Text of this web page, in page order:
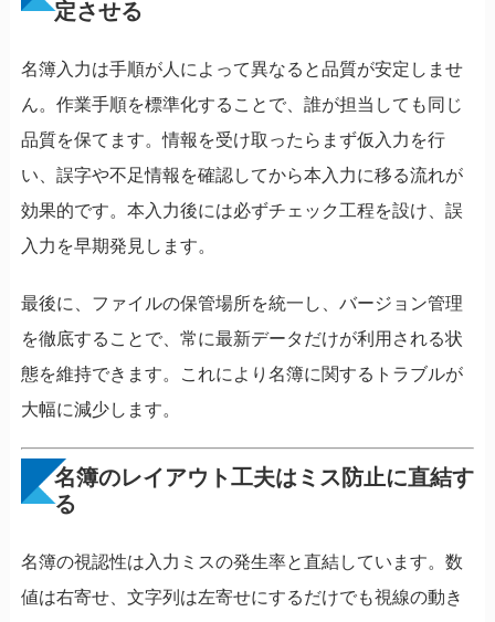
定させる
名簿入力は手順が人によって異なると品質が安定しませ
ん。作業手順を標準化することで、誰が担当しても同じ
品質を保てます。情報を受け取ったらまず仮入力を行
い、誤字や不足情報を確認してから本入力に移る流れが
効果的です。本入力後には必ずチェック工程を設け、誤
入力を早期発見します。
最後に、ファイルの保管場所を統一し、バージョン管理
を徹底することで、常に最新データだけが利用される状
態を維持できます。これにより名簿に関するトラブルが
大幅に減少します。
名簿のレイアウト工夫はミス防止に直結す
る
名簿の視認性は入力ミスの発生率と直結しています。数
値は右寄せ、文字列は左寄せにするだけでも視線の動き